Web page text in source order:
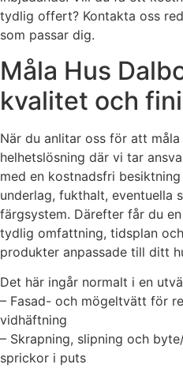
tydlig offert? Kontakta oss
som passar dig.
Måla Hus
kvalitet och
När du anlitar oss för att
helhetslösning där vi tar
med en kostnadsfri
underlag, fukthalt, eventuella
färgsystem. Därefter får du
tydlig omfattning, tidsplan
produkter anpassade till ditt
Det här ingår normalt i en
– Fasad- och mögeltvätt för
vidhäftning
– Skrapning, slipning och
sprickor i puts